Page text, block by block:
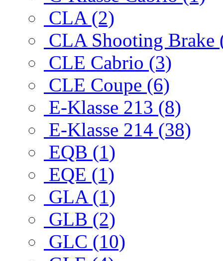
CLA (2)
CLA Shooting Brake
CLE Cabrio (3)
CLE Coupe (6)
E-Klasse 213 (8)
E-Klasse 214 (38)
EQB (1)
EQE (1)
GLA (1)
GLB (2)
GLC (10)